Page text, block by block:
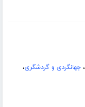
،جهانگردی و گردشگری،